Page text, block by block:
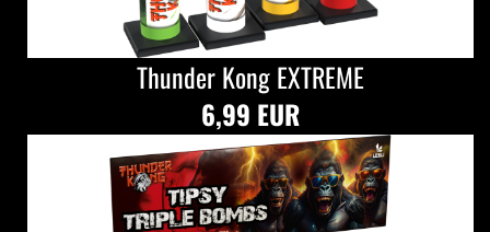
Thunder Kong EXTREME
6,99 EUR